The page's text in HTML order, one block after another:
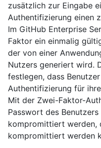
zusätzlich zur Eingabe
Authentifizierung einen
Im GitHub Enterprise
Faktor ein einmalig
der von einer
Nutzers generiert wird.
festlegen, dass
Authentifizierung für
Mit der Zwei-Faktor-
Passwort des
kompromittiert werden,
kompromittiert werden